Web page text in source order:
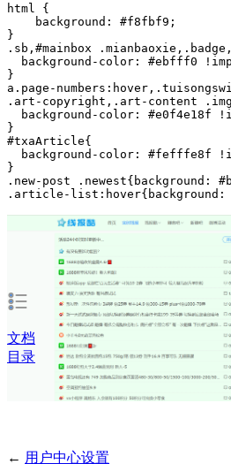
html {
background: #f8fbf9;
}
.sb,#mainbox
background-color: #ebfff0
}
a.page-
.art-copyright,.art-content
background-color: #e0f4e18f
}
#txaArticle{
background-color: #fefffe8f
}
.new-post .newest{background:
.article-list:hover{background:
← 用户中心设置
文档
目录